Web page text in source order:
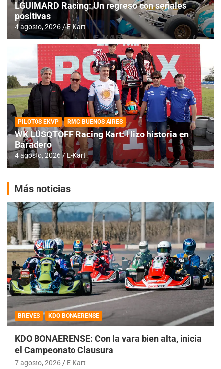
LGUIMARD Racing: Un regreso con señales
positivas
4 agosto, 2026 E-Kart
PILOTOS EKVP RMC BUENOS AIRES
WK LÜSQTOFF Racing Kart: Hizo historia en
Baradero
4 agosto, 2026 E-Kart
Más noticias
BREVES KDO BONAERENSE
KDO BONAERENSE: Con la vara bien alta, inicia
el Campeonato Clausura
7 agosto, 2026 E-Kart